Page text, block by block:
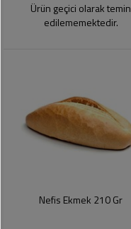
Ürün geçici olarak temin
edilememektedir.
Nefis Ekmek 210 Gr